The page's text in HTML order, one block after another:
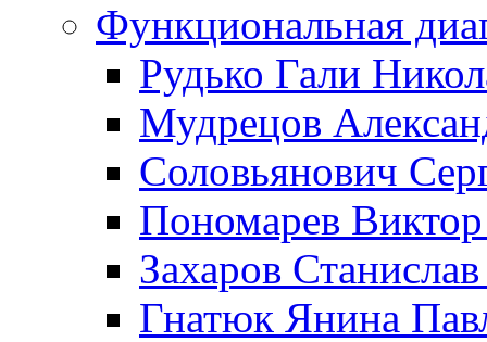
Функциональная
Рудько Гали
Мудрецов
Соловьянович
Пономарев
Захаров
Гнатюк Янина